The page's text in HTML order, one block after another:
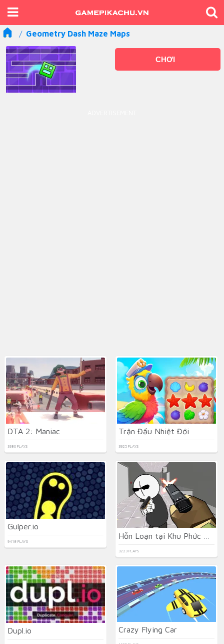
Geometry Dash Maze Maps
CHƠI
DTA 2: Maniac
3386 PLAYS
Trận Đấu Nhiệt Đới
3925 PLAYS
Gulper.io
9418 PLAYS
3223 PLAYS
Dupl.io Crazy Flying Car